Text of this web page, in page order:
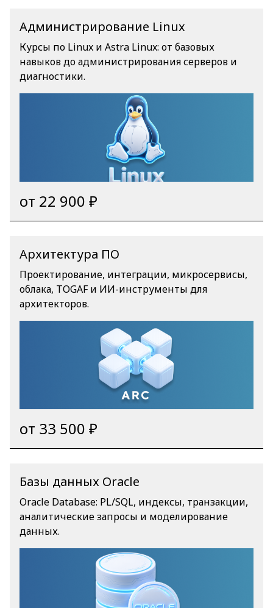
Администрирование Linux
Курсы по Linux и Astra Linux: от базовых
навыков до администрирования серверов и
диагностики.
от 22 900 ₽
Архитектура ПО
Проектирование, интеграции, микросервисы,
облака, TOGAF и ИИ-инструменты для
архитекторов.
от 33 500 ₽
Базы данных Oracle
Oracle Database: PL/SQL, индексы, транзакции,
аналитические запросы и моделирование
данных.